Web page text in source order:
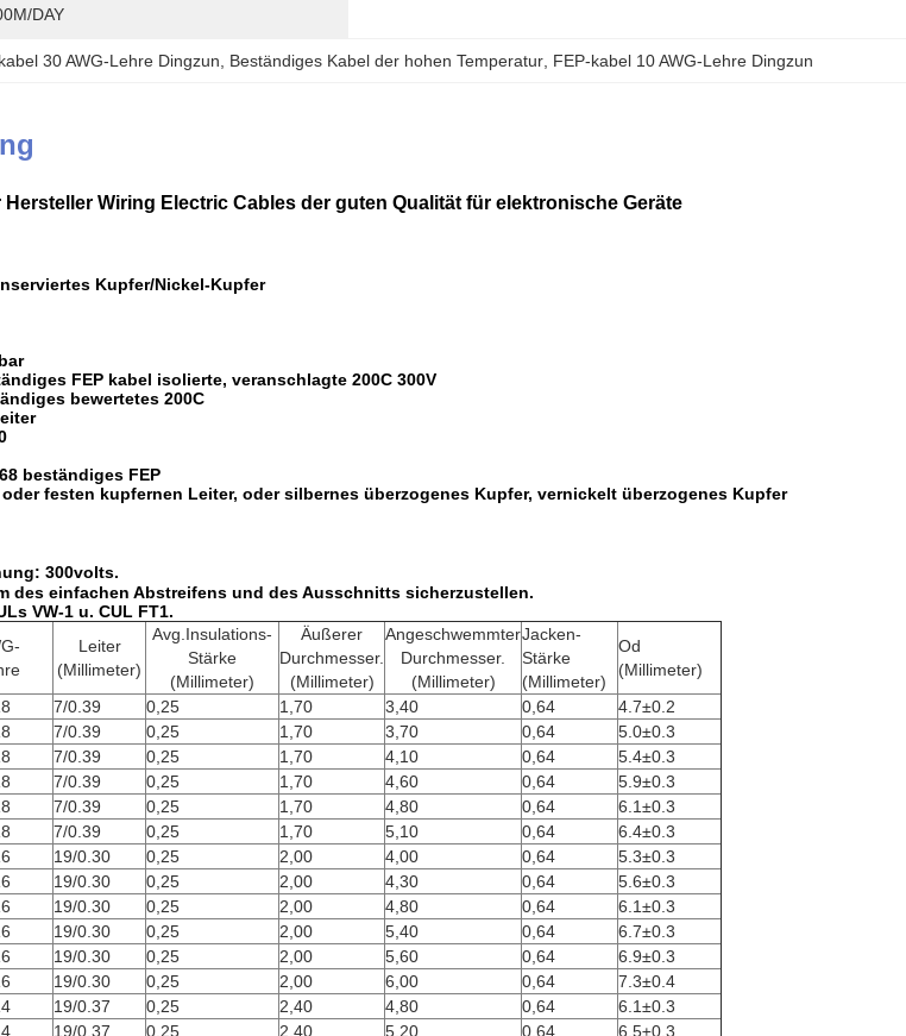
DAY
30 AWG-Lehre Dingzun Beständiges Kabel der hohen Temperatur, FEP-kabel 10 AWG-Lehre Dingzun
Wiring Electric Cables der guten Qualität für elektronische Geräte
Kupfer/Nickel-Kupfer
FEP kabel isolierte, veranschlagte 200C 300V
bewertetes 200C
beständiges FEP
festen kupfernen Leiter, oder silbernes überzogenes Kupfer, vernickelt überzogenes Kupfer
300volts.
des einfachen Abstreifens und des Ausschnitts sicherzustellen.
VW-1 u. CUL FT1.
Leiter
(Millimeter)
Avg.Insulations-
Stärke
(Millimeter)
Äußerer
Durchmesser.
(Millimeter)
Angeschwemmter
Durchmesser.
(Millimeter)
Jacken-
Stärke
(Millimeter)
Od
(Millimeter)
7/0.39 0,25 1,70 3,40 0,64
4.7±0.2
7/0.39 0,25 1,70 3,70 0,64
5.0±0.3
7/0.39 0,25 1,70 4,10 0,64
5.4±0.3
7/0.39 0,25 1,70 4,60 0,64
5.9±0.3
7/0.39 0,25 1,70 4,80 0,64
6.1±0.3
7/0.39 0,25 1,70 5,10 0,64
6.4±0.3
19/0.30 0,25 2,00 4,00 0,64
5.3±0.3
19/0.30 0,25 2,00 4,30 0,64
5.6±0.3
19/0.30 0,25 2,00 4,80 0,64
6.1±0.3
19/0.30 0,25 2,00 5,40 0,64
6.7±0.3
19/0.30 0,25 2,00 5,60 0,64
6.9±0.3
19/0.30 0,25 2,00 6,00 0,64
7.3±0.4
19/0.37 0,25 2,40 4,80 0,64
6.1±0.3
19/0.37 0,25 2,40 5,20 0,64
6.5±0.3